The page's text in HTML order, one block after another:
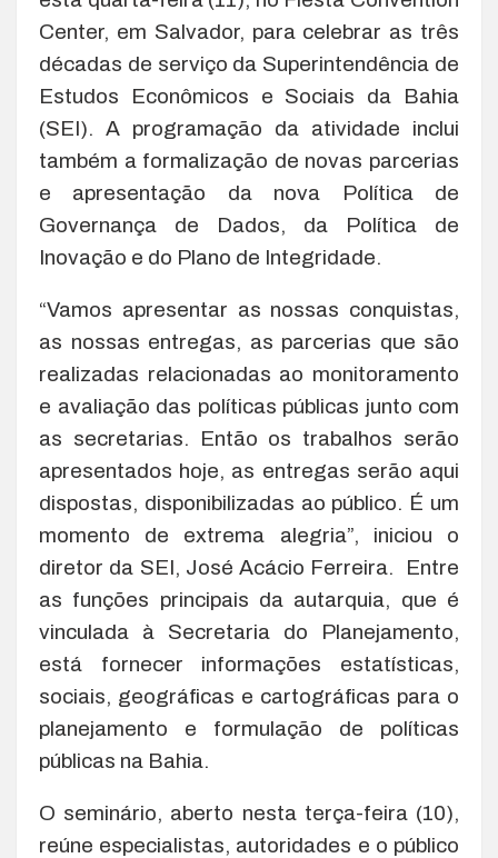
Center, em Salvador, para celebrar as três
décadas de serviço da Superintendência de
Estudos Econômicos e Sociais da Bahia
(SEI). A programação da atividade inclui
também a formalização de novas parcerias
e apresentação da nova Política de
Governança de Dados, da Política de
Inovação e do Plano de Integridade.
“Vamos apresentar as nossas conquistas,
as nossas entregas, as parcerias que são
realizadas relacionadas ao monitoramento
e avaliação das políticas públicas junto com
as secretarias. Então os trabalhos serão
apresentados hoje, as entregas serão aqui
dispostas, disponibilizadas ao público. É um
momento de extrema alegria”, iniciou o
diretor da SEI, José Acácio Ferreira. Entre
as funções principais da autarquia, que é
vinculada à Secretaria do Planejamento,
está fornecer informações estatísticas,
sociais, geográficas e cartográficas para o
planejamento e formulação de políticas
públicas na Bahia.
O seminário, aberto nesta terça-feira (10),
reúne especialistas, autoridades e o público